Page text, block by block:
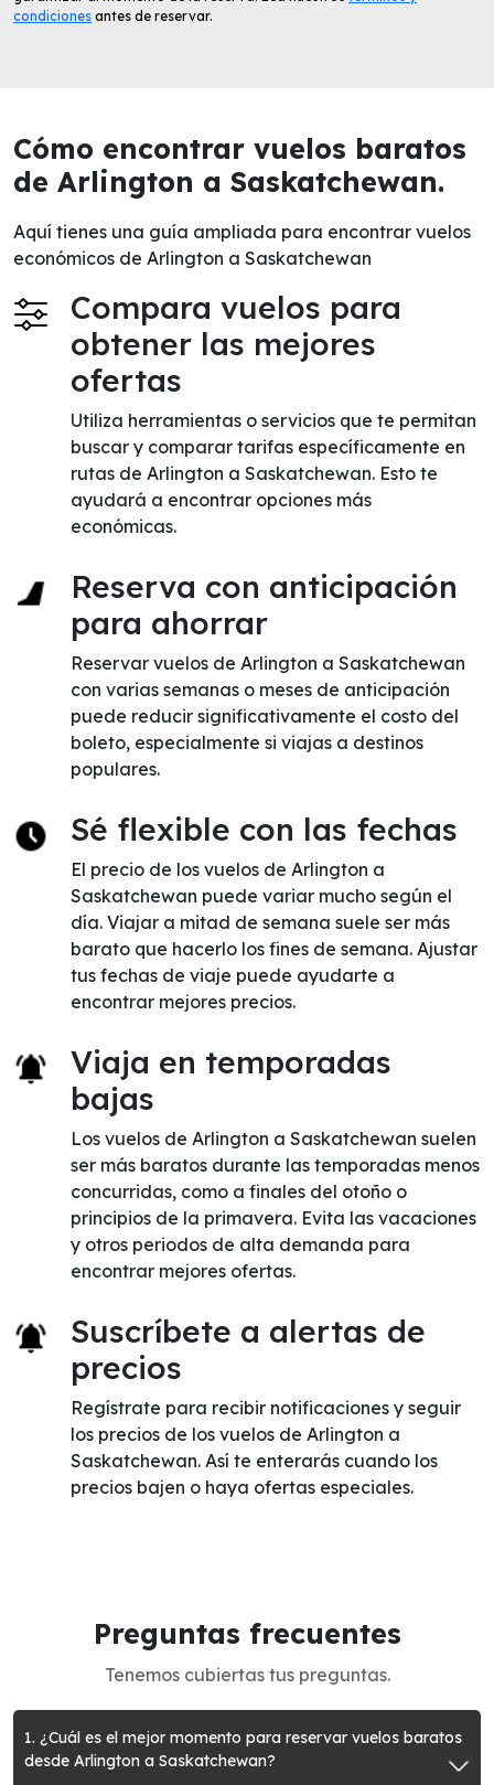
condiciones antes de reservar.
Cómo encontrar vuelos baratos
de Arlington a Saskatchewan.
Aquí tienes una guía ampliada para encontrar vuelos
económicos de Arlington a Saskatchewan
Compara vuelos para
obtener las mejores
ofertas
Utiliza herramientas o servicios que te permitan
buscar y comparar tarifas específicamente en
rutas de Arlington a Saskatchewan. Esto te
ayudará a encontrar opciones más
económicas.
Reserva con anticipación
para ahorrar
Reservar vuelos de Arlington a Saskatchewan
con varias semanas o meses de anticipación
puede reducir significativamente el costo del
boleto, especialmente si viajas a destinos
populares.
Sé flexible con las fechas
El precio de los vuelos de Arlington a
Saskatchewan puede variar mucho según el
día. Viajar a mitad de semana suele ser más
barato que hacerlo los fines de semana. Ajustar
tus fechas de viaje puede ayudarte a
encontrar mejores precios.
Viaja en temporadas
bajas
Los vuelos de Arlington a Saskatchewan suelen
ser más baratos durante las temporadas menos
concurridas, como a finales del otoño o
principios de la primavera. Evita las vacaciones
y otros periodos de alta demanda para
encontrar mejores ofertas.
Suscríbete a alertas de
precios
Regístrate para recibir notificaciones y seguir
los precios de los vuelos de Arlington a
Saskatchewan. Así te enterarás cuando los
precios bajen o haya ofertas especiales.
Preguntas frecuentes
Tenemos cubiertas tus preguntas.
1. ¿Cuál es el mejor momento para reservar vuelos baratos
desde Arlington a Saskatchewan?